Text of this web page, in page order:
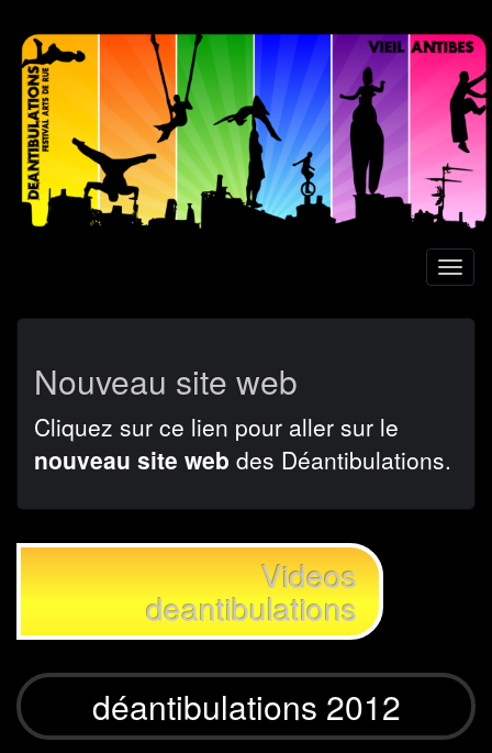
Aller
contenu
principal
Nouveau site web
Cliquez sur ce lien pour aller sur le
nouveau site web des Déantibulations.
Videos
deantibulations
déantibulations 2012